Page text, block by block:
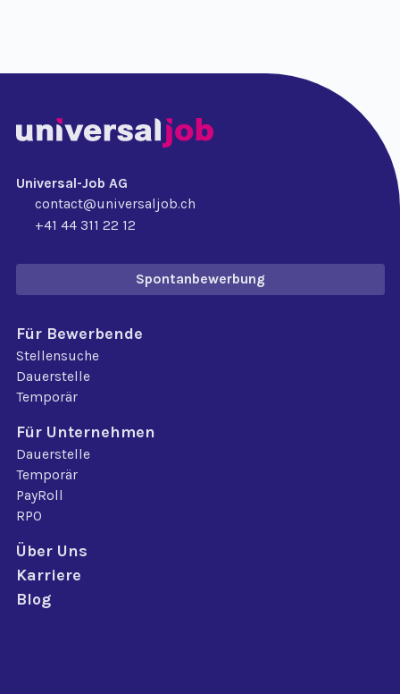
Universal-Job AG
contact@universaljob.ch
+41 44 311 22 12
Spontanbewerbung
Für Bewerbende
Stellensuche
Dauerstelle
Temporär
Für Unternehmen
Dauerstelle
Temporär
PayRoll
RPO
Über Uns
Karriere
Blog